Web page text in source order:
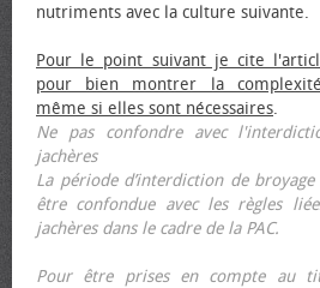
nutriments avec la culture suivante.
Pour le point suivant je cite
pour bien montrer la
même si elles sont nécessaires.
Ne pas confondre avec
jachères
La période d’interdiction de
être confondue avec les règles
jachères dans le cadre de la PAC.
Pour être prises en compte au